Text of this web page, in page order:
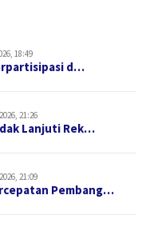
18:49
d…
21:26
Lanjuti Rek…
21:09
Pembang…